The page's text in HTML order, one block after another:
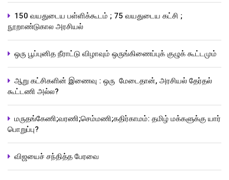
150 வயதுடைய பள்ளிக்கூடம் ; 75 வயதுடைய கட்சி ;
நூறாண்டுகால அரசியல்
ஒரு பூப்புனித நீராட்டு விழாவும் ஒருங்கிணைப்புக் குழுக் கூட்டமும்
ஆறு கட்சிகளின் இணைவு : ஒரு மேடைதான், அரசியல் தேர்தல்
கூட்டணி அல்ல?
மருதங்கேணி;வரணி;செம்மணி;கதிர்காமம்: தமிழ் மக்களுக்கு யார்
பொறுப்பு?
விஜயைச் சந்தித்த பேரவை